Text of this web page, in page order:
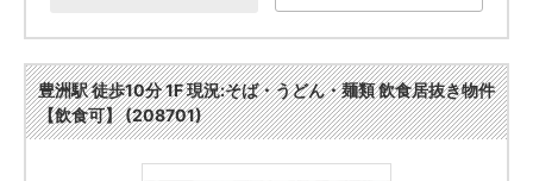
豊洲駅 徒歩10分 1F 現況:そば・うどん・麺類 飲食居抜き物件
【飲食可】 (208701)